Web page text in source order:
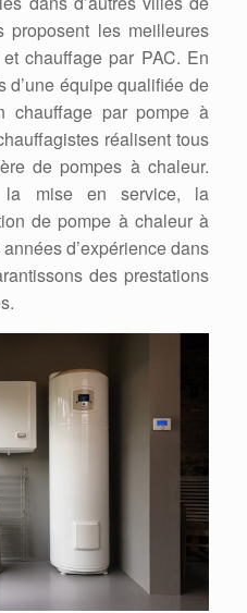
proposent les meilleures
chauffage par PAC. En
d’une équipe qualifiée de
chauffage par pompe à
réalisent tous
de pompes à chaleur.
la mise en service, la
de pompe à chaleur à
d’expérience dans
des prestations